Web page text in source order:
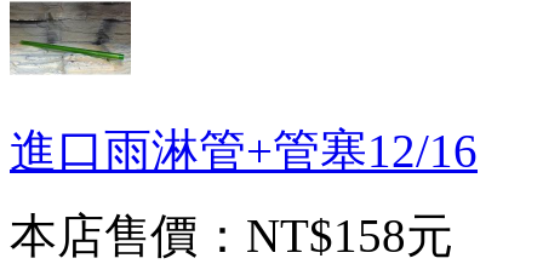
進口雨淋管+管塞12/16
本店售價： NT$158元